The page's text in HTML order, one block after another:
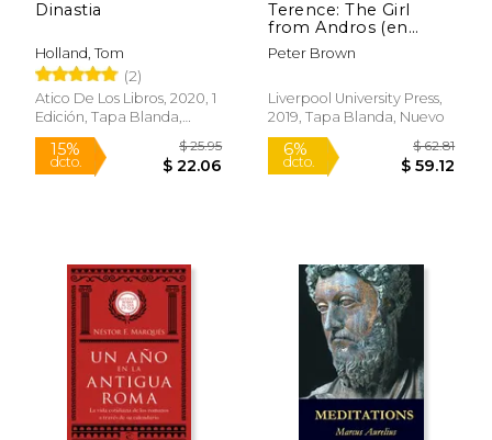
Dinastia
Holland, Tom
(2)
Atico De Los Libros, 2020, 1
Edición, Tapa Blanda,
Nuevo
Terence: The Girl
from Andros (en
Inglés)
Peter Brown
Liverpool University Press,
2019, Tapa Blanda, Nuevo